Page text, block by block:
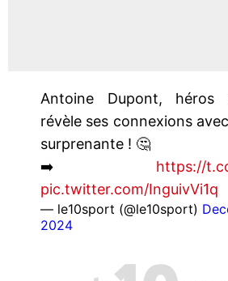
Antoine Dupont, héros
révèle ses connexions
surprenante ! 🤔
➡️ https://
pic.twitter.com/InguivVi1q
— le10sport (@le10sport)
2024